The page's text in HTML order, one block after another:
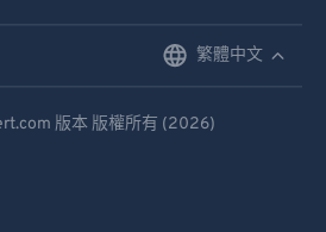
繁體中文
版本 版權所有 (2026)